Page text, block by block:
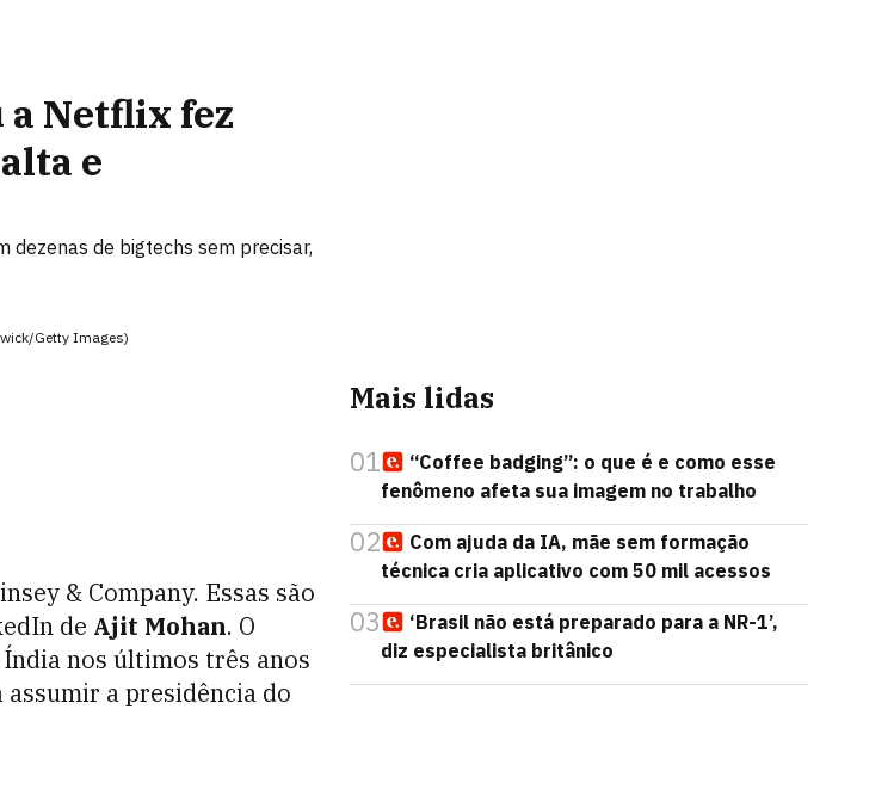
Netflix fez
e
dezenas de bigtechs sem precisar,
Getty Images)
& Company. Essas são
de Ajit Mohan. O
nos últimos três anos
a presidência do
Mais lidas
01
“Coffee badging”: o que é e como esse
fenômeno afeta sua imagem no trabalho
02
Com ajuda da IA, mãe sem formação
técnica cria aplicativo com 50 mil acessos
03
‘Brasil não está preparado para a NR-1’,
diz especialista britânico